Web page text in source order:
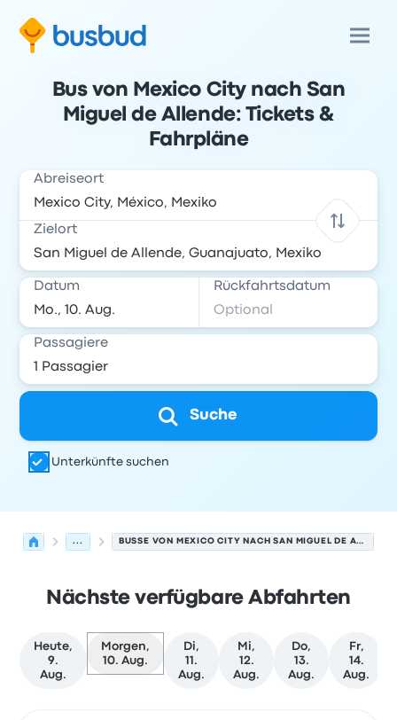
Bus von Mexico City nach San
Miguel de Allende: Tickets &
Fahrpläne
Abreiseort
Zielort
Datum Rückfahrtsdatum
Passagiere
Suche
Unterkünfte suchen
... BUSSE VON MEXICO CITY NACH SAN MIGUEL DE ALLENDE
Nächste verfügbare Abfahrten
Heute,
9.
Aug.
Morgen,
10. Aug.
Di,
11.
Aug.
Mi,
12.
Aug.
Do,
13.
Aug.
Fr,
14.
Aug.